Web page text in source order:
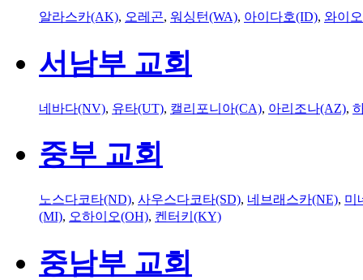
알라스카(AK), 오레곤, 워싱턴(WA), 아이다호(ID), 와이
서남부 교회
네바다(NV), 유타(UT), 캘리포니아(CA), 아리조나(AZ),
중부 교회
노스다코타(ND), 사우스다코타(SD), 네브래스카(NE), 미
(MI), 오하이오(OH), 켄터키(KY)
중남부 교회